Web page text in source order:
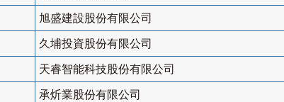
旭盛建設股份有限公司
久埔投資股份有限公司
天睿智能科技股份有限公司
承炘業股份有限公司